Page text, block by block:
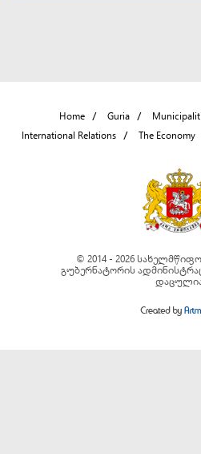
Home Guria
International Relations
The Economy
© 2014 - 2026
გუბერნატორის